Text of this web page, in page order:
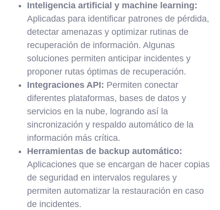
Inteligencia artificial y machine learning:
Aplicadas para identificar patrones de pérdida,
detectar amenazas y optimizar rutinas de
recuperación de información. Algunas
soluciones permiten anticipar incidentes y
proponer rutas óptimas de recuperación.
Integraciones API: Permiten conectar
diferentes plataformas, bases de datos y
servicios en la nube, logrando así la
sincronización y respaldo automático de la
información más crítica.
Herramientas de backup automático:
Aplicaciones que se encargan de hacer copias
de seguridad en intervalos regulares y
permiten automatizar la restauración en caso
de incidentes.